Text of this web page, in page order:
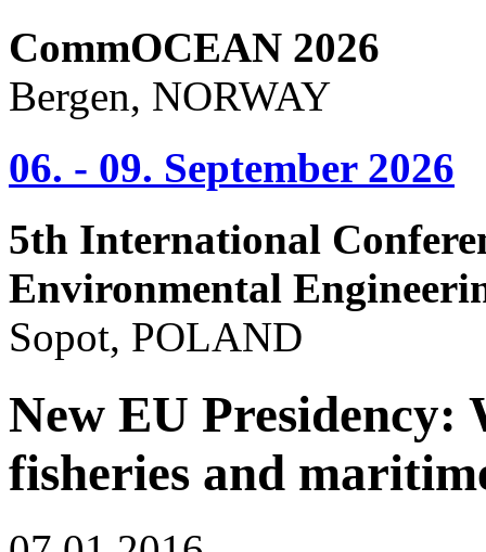
CommOCEAN 2026
Bergen, NORWAY
06. - 09. September 2026
5th International
Environmental
Sopot, POLAND
New EU Presidency:
fisheries and